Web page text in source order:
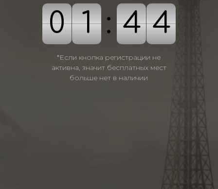
0
0
0 1
1
1 : 4
4
4 3
3
3
*Если кнопка регистрации не
активна, значит бесплатных мест
больше нет в наличии